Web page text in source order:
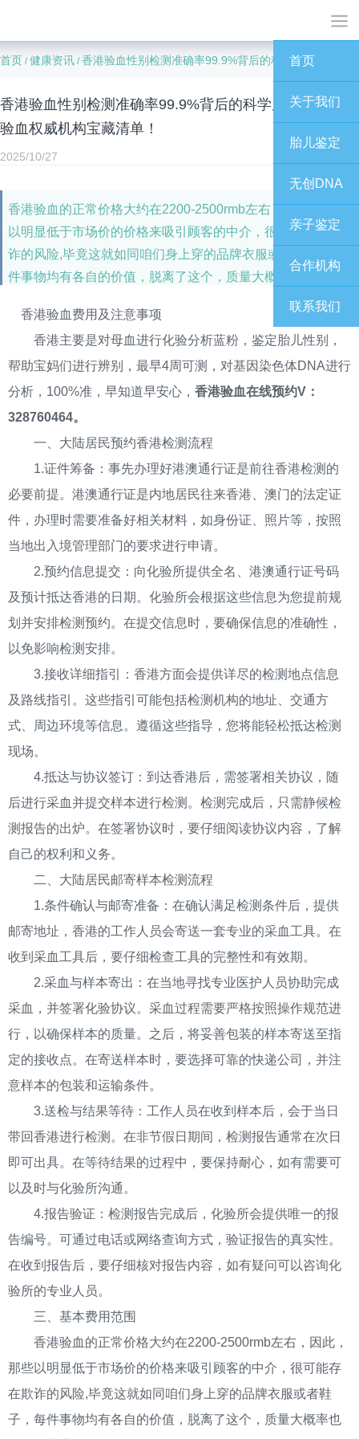
首页
关于我们
胎儿鉴定
无创DNA
亲子鉴定
合作机构
联系我们
首页 /健康资讯 /香港验血性别检测准确率99.9%背后的科学原理，附香港验血权威机构宝藏清单！
香港验血性别检测准确率99.9%背后的科学原理，附香港
验血权威机构宝藏清单！
2025/10/27
香港验血的正常价格大约在2200-2500rmb左右，因此，那些
以明显低于市场价的价格来吸引顾客的中介，很可能存在欺
诈的风险,毕竟这就如同咱们身上穿的品牌衣服或者鞋子，每
件事物均有各自的价值，脱离了这个，质量大概率也不得到
香港验血费用及注意事项
香港主要是对母血进行化验分析蓝粉，鉴定胎儿性别，
帮助宝妈们进行辨别，最早4周可测，对基因染色体DNA进行
分析，100%准，早知道早安心， 香港验血在线预约V：
328760464。
一、大陆居民预约香港检测流程
1.证件筹备：事先办理好港澳通行证是前往香港检测的
必要前提。港澳通行证是内地居民往来香港、澳门的法定证
件，办理时需要准备好相关材料，如身份证、照片等，按照
当地出入境管理部门的要求进行申请。
2.预约信息提交：向化验所提供全名、港澳通行证号码
及预计抵达香港的日期。化验所会根据这些信息为您提前规
划并安排检测预约。在提交信息时，要确保信息的准确性，
以免影响检测安排。
3.接收详细指引：香港方面会提供详尽的检测地点信息
及路线指引。这些指引可能包括检测机构的地址、交通方
式、周边环境等信息。遵循这些指导，您将能轻松抵达检测
现场。
4.抵达与协议签订：到达香港后，需签署相关协议，随
后进行采血并提交样本进行检测。检测完成后，只需静候检
测报告的出炉。在签署协议时，要仔细阅读协议内容，了解
自己的权利和义务。
二、大陆居民邮寄样本检测流程
1.条件确认与邮寄准备：在确认满足检测条件后，提供
邮寄地址，香港的工作人员会寄送一套专业的采血工具。在
收到采血工具后，要仔细检查工具的完整性和有效期。
2.采血与样本寄出：在当地寻找专业医护人员协助完成
采血，并签署化验协议。采血过程需要严格按照操作规范进
行，以确保样本的质量。之后，将妥善包装的样本寄送至指
定的接收点。在寄送样本时，要选择可靠的快递公司，并注
意样本的包装和运输条件。
3.送检与结果等待：工作人员在收到样本后，会于当日
带回香港进行检测。在非节假日期间，检测报告通常在次日
即可出具。在等待结果的过程中，要保持耐心，如有需要可
以及时与化验所沟通。
4.报告验证：检测报告完成后，化验所会提供唯一的报
告编号。可通过电话或网络查询方式，验证报告的真实性。
在收到报告后，要仔细核对报告内容，如有疑问可以咨询化
验所的专业人员。
三、基本费用范围
香港验血的正常价格大约在2200-2500rmb左右，因此，
那些以明显低于市场价的价格来吸引顾客的中介，很可能存
在欺诈的风险,毕竟这就如同咱们身上穿的品牌衣服或者鞋
子，每件事物均有各自的价值，脱离了这个，质量大概率也